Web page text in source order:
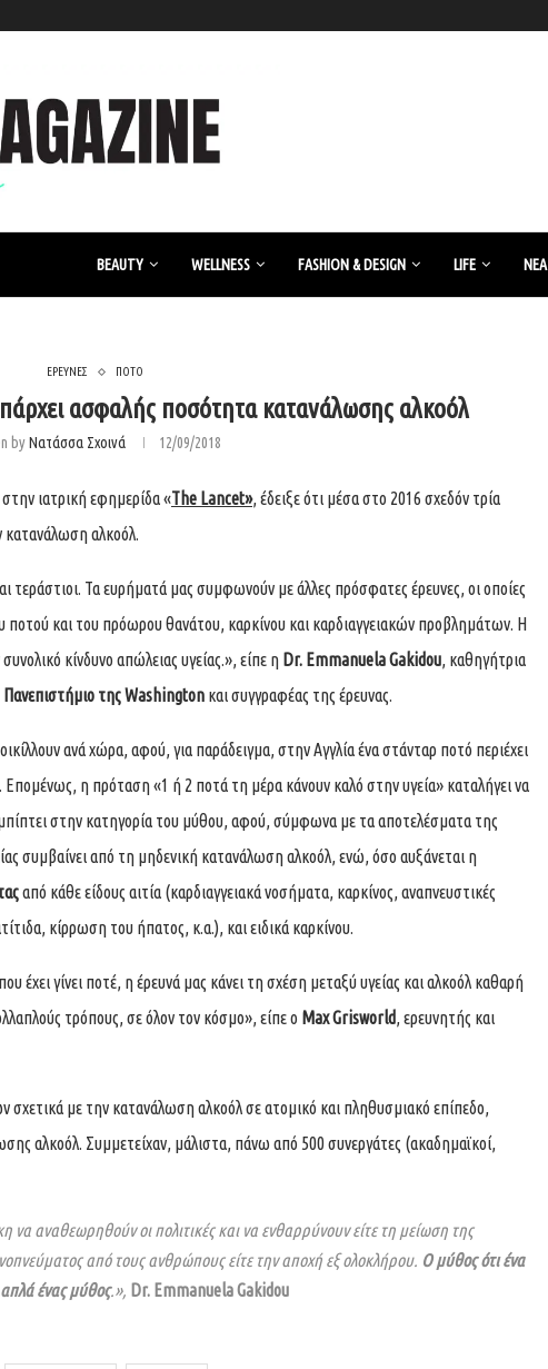
BEAUTY WELLNESS FASHION & DESIGN LIFE ΝΈΑ
ΕΡΕΥΝΕΣ ΠΟΤΟ
ασφαλής ποσότητα κατανάλωσης αλκοόλ
byΝατάσσα Σχοινά 12/09/2018
ιατρική εφημερίδα «The Lancet», έδειξε ότι μέσα στο 2016 σχεδόν τρία
κατανάλωση αλκοόλ.
τεράστιοι. Τα ευρήματά μας συμφωνούν με άλλες πρόσφατες έρευνες, οι οποίες
ποτού και του πρόωρου θανάτου, καρκίνου και καρδιαγγειακών προβλημάτων. Η
κίνδυνο απώλειας υγείας.», είπε η Dr. Emmanuela Gakidou, καθηγήτρια
Πανεπιστήμιο τηςWashington και συγγραφέας της έρευνας.
ανά χώρα, αφού, για παράδειγμα, στην Αγγλία ένα στάνταρ ποτό περιέχει
η πρόταση «1 ή 2 ποτά τη μέρα κάνουν καλό στην υγεία» καταλήγει να
στην κατηγορία του μύθου, αφού, σύμφωνα με τα αποτελέσματα της
συμβαίνει από τη μηδενική κατανάλωση αλκοόλ, ενώ, όσο αυξάνεται η
από κάθε είδους αιτία (καρδιαγγειακά νοσήματα, καρκίνος, αναπνευστικές
κίρρωση του ήπατος, κ.α.), και ειδικά καρκίνου.
γίνει ποτέ, η έρευνά μας κάνει τη σχέση μεταξύ υγείας και αλκοόλ καθαρή
τρόπους, σε όλον τον κόσμο», είπε ο Max Grisworld, ερευνητής και
σχετικά με την κατανάλωση αλκοόλ σε ατομικό και πληθυσμιακό επίπεδο,
αλκοόλ. Συμμετείχαν, μάλιστα, πάνω από 500 συνεργάτες (ακαδημαϊκοί,
να αναθεωρηθούν οι πολιτικές και να ενθαρρύνουν είτε τη μείωση της
από τους ανθρώπους είτε την αποχή εξ ολοκλήρου. Ο μύθος ότι ένα
απλά ένας μύθος.», Dr. Emmanuela Gakidou